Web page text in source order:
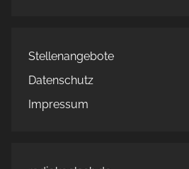
Stellenangebote
Datenschutz
Impressum